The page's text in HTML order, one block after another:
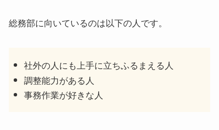
総務部に向いているのは以下の人です。
社外の人にも上手に立ちふるまえる人
調整能力がある人
事務作業が好きな人